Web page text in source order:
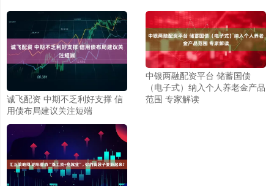
诚飞配资 中期不乏利好支撑 信
用债布局建议关注短端
中银两融配资平台 储蓄国债
（电子式）纳入个人养老金产品
范围 专家解读